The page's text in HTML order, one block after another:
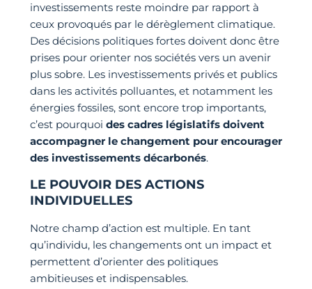
investissements reste moindre par rapport à
ceux provoqués par le dérèglement climatique.
Des décisions politiques fortes doivent donc être
prises pour orienter nos sociétés vers un avenir
plus sobre. Les investissements privés et publics
dans les activités polluantes, et notamment les
énergies fossiles, sont encore trop importants,
c’est pourquoi des cadres législatifs doivent
accompagner le changement pour encourager
des investissements décarbonés.
LE POUVOIR DES ACTIONS
INDIVIDUELLES
Notre champ d’action est multiple. En tant
qu’individu, les changements ont un impact et
permettent d’orienter des politiques
ambitieuses et indispensables.